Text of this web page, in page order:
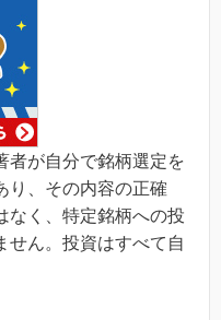
が自分で銘柄選定を
り、その内容の正確
なく、特定銘柄への投
せん。投資はすべて自